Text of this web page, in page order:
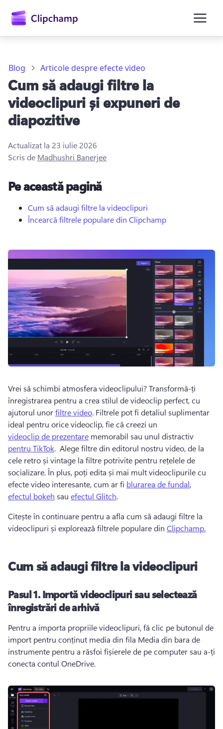
principal
Conectați-vă
Blog Articole despre efecte video
Cum să adaugi filtre la
videoclipuri și expuneri de
diapozitive
Actualizat la 23 iulie 2026
Scris de Madhushri Banerjee
Pe această pagină
Cum să adaugi filtre la videoclipuri
Încearcă filtrele populare din Clipchamp
Vrei să schimbi atmosfera videoclipului? Transformă-ți
înregistrarea pentru a crea stilul de videoclip perfect, cu
ajutorul unor filtre video. Filtrele pot fi detaliul suplimentar
ideal pentru orice videoclip, fie că creezi un
videoclip de prezentare memorabil sau unul distractiv
pentru TikTok.  Alege filtre din editorul nostru video, de la
cele retro și vintage la filtre potrivite pentru rețelele de
socializare. În plus, poți edita și mai mult videoclipurile cu
efecte video interesante, cum ar fi blurarea de fundal,
efectul bokeh sau efectul Glitch.
Citește în continuare pentru a afla cum să adaugi filtre la
videoclipuri și explorează filtrele populare din Clipchamp.
Cum să adaugi filtre la videoclipuri
Pasul 1. Importă videoclipuri sau selectează
înregistrări de arhivă
Pentru a importa propriile videoclipuri, fă clic pe butonul de
import pentru conținut media din fila Media din bara de
instrumente pentru a răsfoi fișierele de pe computer sau a-ți
conecta contul OneDrive.